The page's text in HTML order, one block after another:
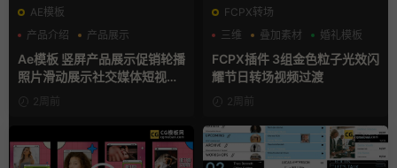
AE模板
产品介绍
产品展示
卡通模板
Ae模板 竖屏产品展示促销轮播
照片滑动展示社交媒体短视频
片头2周前
FCPX转场
三维
叠加素材 婚礼模板
FCPX插件 3组金色粒子光效闪
耀节日转场视频过渡
2周前